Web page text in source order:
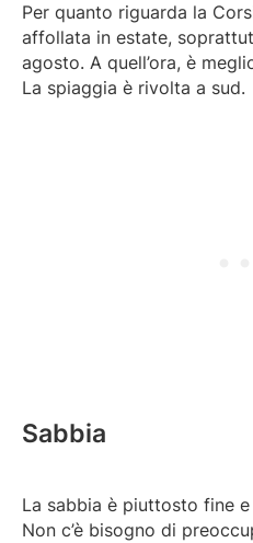
Per quanto riguarda la
affollata in estate,
agosto. A quell’ora, è
La spiaggia è rivolta a sud.
Sabbia
La sabbia è piuttosto fine
Non c’è bisogno di